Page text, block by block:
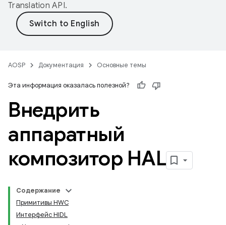
Translation API.
AOSP Документация Основные темы
Эта информация оказалась полезной?
Внедрить
аппаратный
композитор HAL
Содержание
Примитивы HWC
Интерфейс HIDL